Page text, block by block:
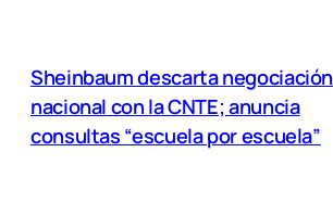
Sheinbaum descarta negociación
nacional con la CNTE; anuncia
consultas “escuela por escuela”